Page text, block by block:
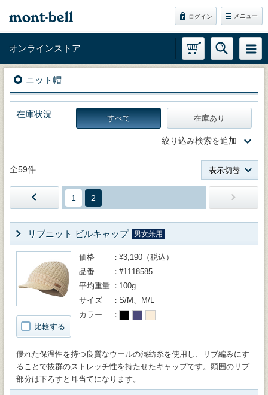
ログイン メニュー
オンラインストア
ニット帽
在庫状況 すべて 在庫あり
絞り込み検索を追加
全59件 表示切替
1 2
リブニット ビルキャップ 男女兼用
比較する
価格
¥3,190（税込）
品番
#1118585
平均重量
100g
サイズ
S/M、M/L
カラー
優れた保温性を持つ良質なウールの混紡糸を使用し、リブ編みにす
ることで抜群のストレッチ性を持たせたキャップです。頭囲のリブ
部分は下ろすと耳当てになります。